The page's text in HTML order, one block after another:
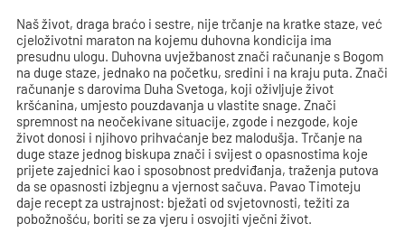
Naš život, draga braćo i sestre, nije trčanje na kratke staze, već
cjeloživotni maraton na kojemu duhovna kondicija ima
presudnu ulogu. Duhovna uvježbanost znači računanje s Bogom
na duge staze, jednako na početku, sredini i na kraju puta. Znači
računanje s darovima Duha Svetoga, koji oživljuje život
kršćanina, umjesto pouzdavanja u vlastite snage. Znači
spremnost na neočekivane situacije, zgode i nezgode, koje
život donosi i njihovo prihvaćanje bez malodušja. Trčanje na
duge staze jednog biskupa znači i svijest o opasnostima koje
prijete zajednici kao i sposobnost predviđanja, traženja putova
da se opasnosti izbjegnu a vjernost sačuva. Pavao Timoteju
daje recept za ustrajnost: bježati od svjetovnosti, težiti za
pobožnošću, boriti se za vjeru i osvojiti vječni život.